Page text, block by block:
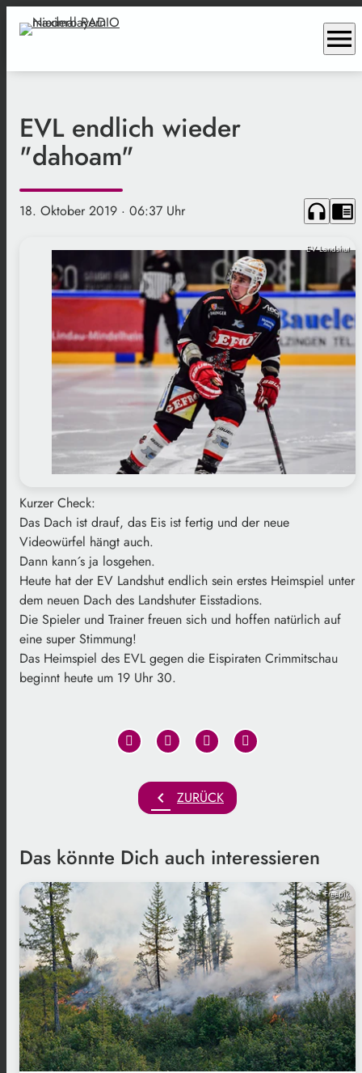
menu
EVL endlich wieder
"dahoam"
18. Oktober 2019 · 06:37 Uhr headphones chrome_reader_mode
EV Landshut
Kurzer Check:
Das Dach ist drauf, das Eis ist fertig und der neue
Videowürfel hängt auch.
Dann kann´s ja losgehen.
Heute hat der EV Landshut endlich sein erstes Heimspiel unter
dem neuen Dach des Landshuter Eisstadions.
Die Spieler und Trainer freuen sich und hoffen natürlich auf
eine super Stimmung!
Das Heimspiel des EVL gegen die Eispiraten Crimmitschau
beginnt heute um 19 Uhr 30.
chevron_left ZURÜCK
Das könnte Dich auch interessieren
Freepik